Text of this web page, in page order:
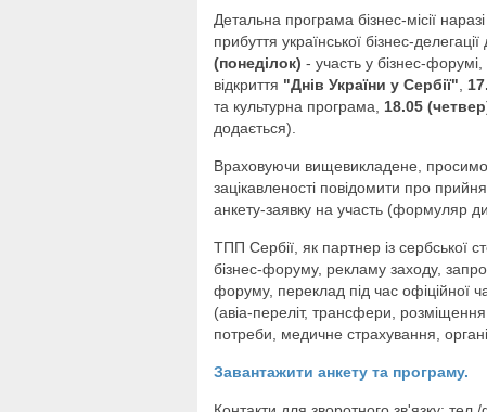
Детальна програма бiзнес-мiсії
прибуття української бiзнес-
(понедiлок) - участь у бiзнес-форумi,
вiдкриття "Днів України у Сербiї"
та культурна програма, 18.05
додається).
Враховуючи вищевикладене, просимо
зацiкавленостi повiдомити про
анкету-заявку на участь (формуляр
ТПП Сербії, як партнер iз сербської
бiзнес-форуму, рекламу заходу,
форуму, переклад пiд час офiцiйної
(авіа-перелiт, трансфери,
потреби, медичне страхування,
Завантажити анкету та програму.